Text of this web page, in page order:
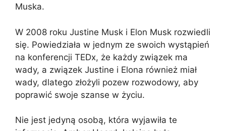
Muska.
W 2008 roku Justine Musk i Elon Musk rozwiedli
się. Powiedziała w jednym ze swoich wystąpień
na konferencji TEDx, że każdy związek ma
wady, a związek Justine i Elona również miał
wady, dlatego złożyli pozew rozwodowy, aby
poprawić swoje szanse w życiu.
Nie jest jedyną osobą, która wyjawiła te